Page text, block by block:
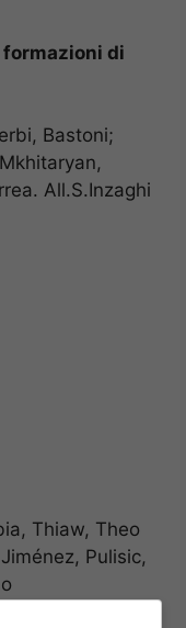
di
Bastoni;
All.S.Inzaghi
Thiaw, Theo
Pulisic,